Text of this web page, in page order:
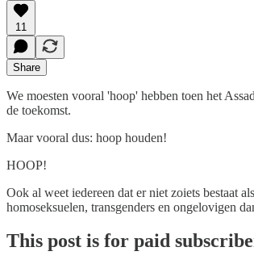
11
Share
We moesten vooral 'hoop' hebben toen het
de toekomst.
Maar vooral dus: hoop houden!
HOOP!
Ook al weet iedereen dat er niet zoiets bestaat
homoseksuelen, transgenders en ongelovigen
This post is for paid